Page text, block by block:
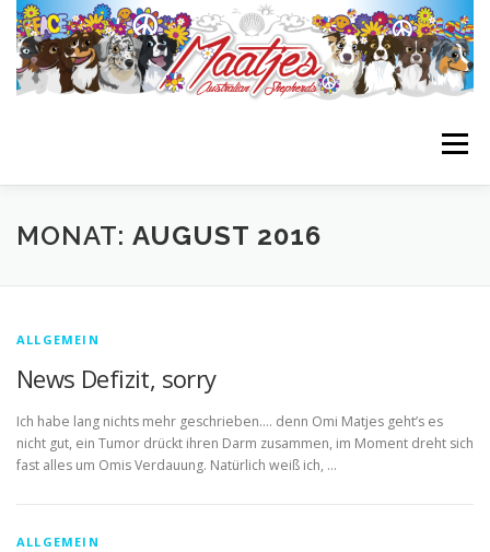
Zum
Inhalt
springen
Menü
STARTSEITE BIENES BLOG GIRLS
LINKLIST
MONAT: AUGUST 2016
ALLGEMEIN
News Defizit, sorry
Ich habe lang nichts mehr geschrieben…. denn Omi Matjes geht’s es
nicht gut, ein Tumor drückt ihren Darm zusammen, im Moment dreht sich
fast alles um Omis Verdauung. Natürlich weiß ich, …
ALLGEMEIN